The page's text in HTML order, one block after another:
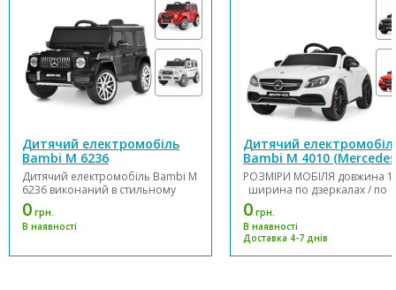
Дитячий електромобіль
Bambi M 6236
Дитячий електромобіль Bambi M
6236 виконаний в стильному
дизайні і обладнаний зручним
сидінням із еко-шкіри та 2
точковими ременями безпеки.
двигунами і акумулятором
0 грн.
В наявності
Дитячий
Bambi M 4010 (Mercedes
Benz AMG)
РОЗМІРИ МОБІЛЯ довжина
ширина по дзеркалах / по
колесах 66см / 59см висота
МОТОР КІЛЬКІСТЬ / V / RPM
12V / RPM15000 батарея V /
12V9AH / знімний
ЧАС НА ЗАРЯДКУ 8-12 г...
0 грн.
В наявності
Доставка 4-7 днів